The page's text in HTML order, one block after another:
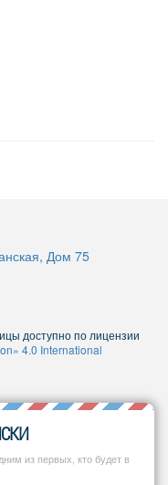
Дом 75
доступно по лицензии
4.0 International
из первых, кто будет в